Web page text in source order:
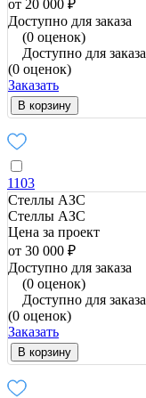
от 20 000 ₽
Доступно для заказа
(0 оценок)
Доступно для заказа
(0 оценок)
Заказать
В корзину
1103
Стеллы АЗС
Стеллы АЗС
Цена за проект
от 30 000 ₽
Доступно для заказа
(0 оценок)
Доступно для заказа
(0 оценок)
Заказать
В корзину